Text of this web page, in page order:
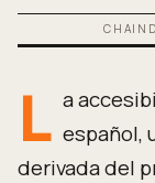
L a
español,
derivada del